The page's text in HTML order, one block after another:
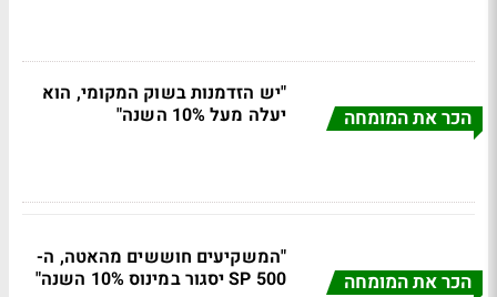
הכר את המומחה
"יש הזדמנות בשוק המקומי, הוא
יעלה מעל 10% השנה"
הכר את המומחה
"המשקיעים חוששים מהאטה, ה-
SP 500 יסגור במינוס 10% השנה"